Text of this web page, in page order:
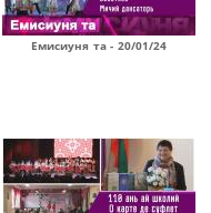
Емисиуня та - 20/01/24